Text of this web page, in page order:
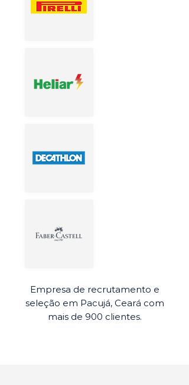
Empresa de recrutamento e
seleção em Pacujá, Ceará com
mais de 900 clientes.